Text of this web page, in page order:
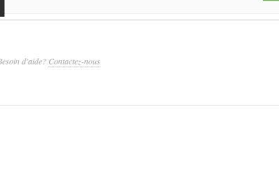
d'aide? Contactez-nous